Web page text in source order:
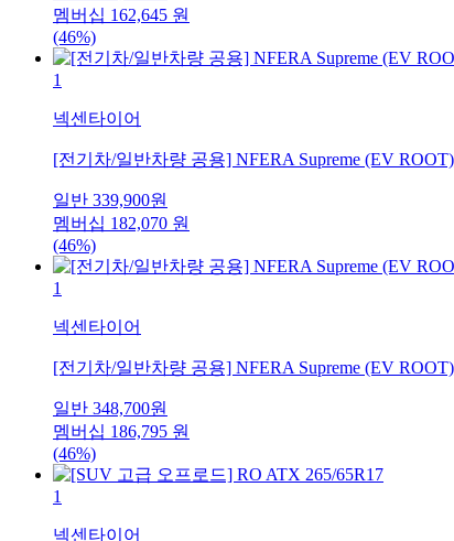
멤버십 162,645 원
(46%)
1
넥센타이어
[전기차/일반차량 공용] NFERA Supreme (EV
일반 339,900원
멤버십 182,070 원
(46%)
1
넥센타이어
[전기차/일반차량 공용] NFERA Supreme (EV
일반 348,700원
멤버십 186,795 원
(46%)
1
넥센타이어